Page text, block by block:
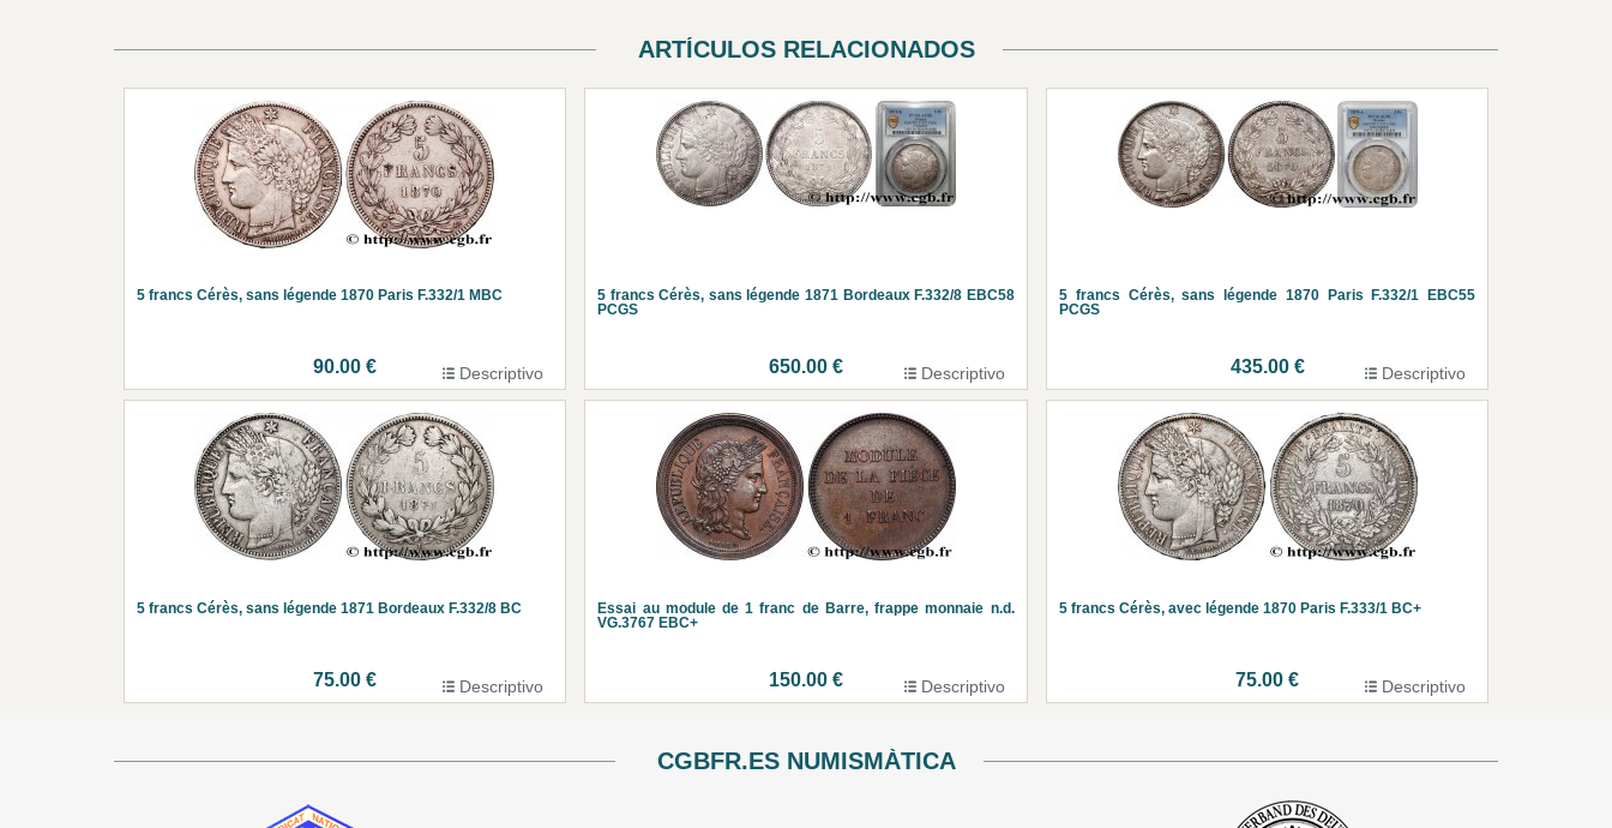
ARTÍCULOS RELACIONADOS
5 francs Cérès, sans légende 1870 Paris F.332/1 MBC
90.00 € Descriptivo
5 francs Cérès, sans légende 1871 Bordeaux F.332/8 EBC58
PCGS
650.00 € Descriptivo
5 francs Cérès, sans légende 1870 Paris F.332/1 EBC55
PCGS
435.00 € Descriptivo
5 francs Cérès, sans légende 1871 Bordeaux F.332/8 BC
75.00 € Descriptivo
Essai au module de 1 franc de Barre, frappe monnaie n.d.
VG.3767 EBC+
150.00 € Descriptivo
5 francs Cérès, avec légende 1870 Paris F.333/1 BC+
75.00 € Descriptivo
CGBFR.ES NUMISMÀTICA